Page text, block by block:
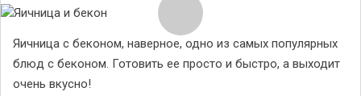
Яичница с беконом, наверное, одно из самых популярных
блюд с беконом. Готовить ее просто и быстро, а выходит
очень вкусно!